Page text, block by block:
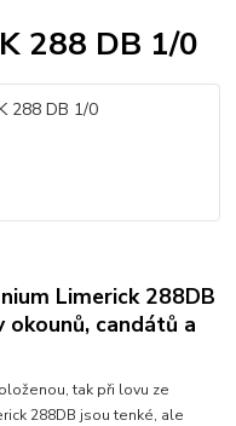
288 DB 1/0
Limerick 288DB
okounů, candátů a
tak při lovu ze
288DB jsou tenké, ale